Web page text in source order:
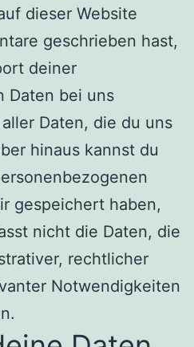
dieser Website
geschrieben hast,
deiner
Daten bei uns
Daten, die du uns
hinaus kannst du
gespeichert haben,
nicht die Daten, die
rechtlicher
Notwendigkeiten